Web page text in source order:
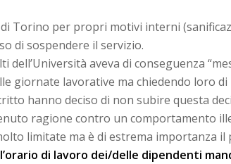
Torino per propri motivi interni
di sospendere il servizio.
dell’Università aveva di conseguenza
giornate lavorative ma chiedendo loro di
hanno deciso di non subire questa
ragione contro un comportamento
limitate ma è di estrema importanza
di lavoro dei/delle dipendenti